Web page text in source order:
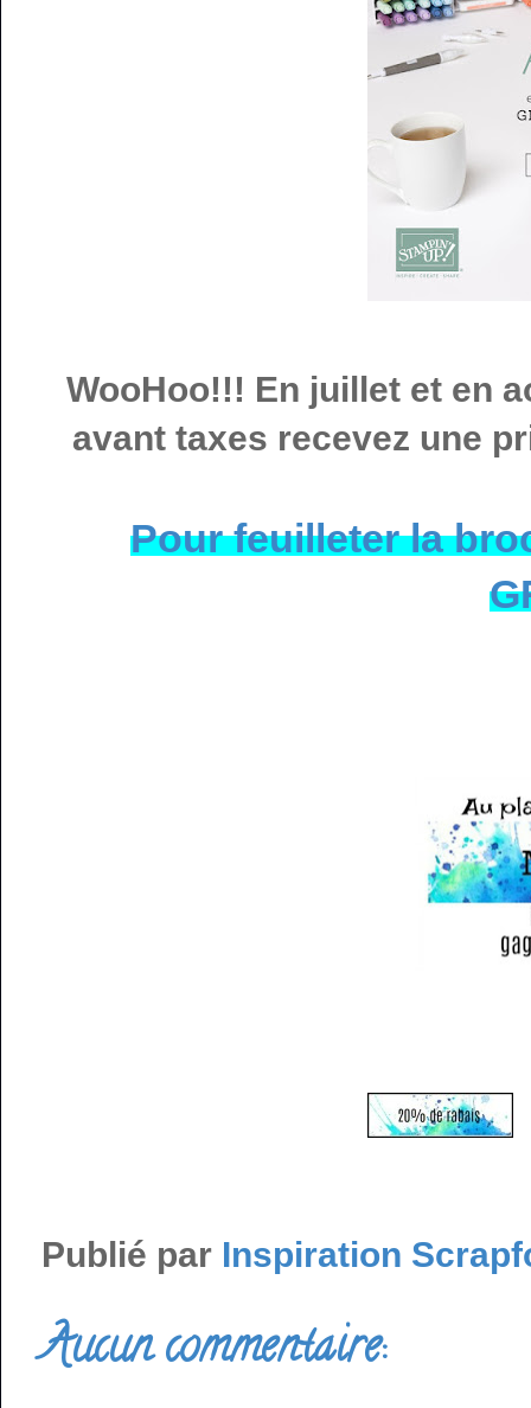
WooHoo!!! En juillet et en
avant taxes recevez une
Pour feuilleter la
Publié par Inspiration
Aucun commentaire: